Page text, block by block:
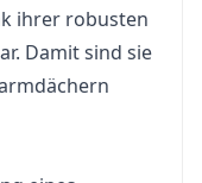
ihrer robusten
Damit sind sie